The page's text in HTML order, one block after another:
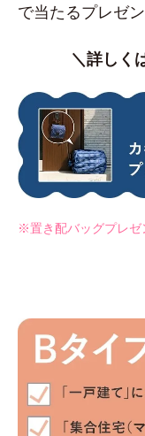
で当たるプレゼ
＼詳しく
※置き配バッグプレゼ